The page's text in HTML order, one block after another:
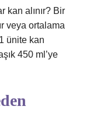
kan alınır? Bir
veya ortalama
ünite kan
450 ml’ye